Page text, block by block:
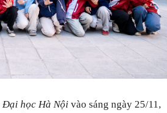
Đại học Hà Nội vào sáng ngày 25/11,